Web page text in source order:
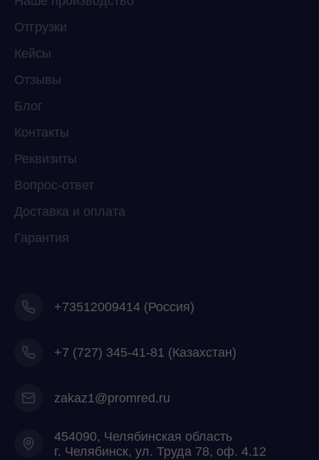
Отгрузки
Кейсы
Отзывы
Блог
Контакты
Реквизиты
Вопрос-ответ
Доставка и оплата
Гарантия
+73512009414 (Россия)
+7 (727) 345-41-81 (Казахстан)
zakaz1@promred.ru
454090, Челябинская область
г. Челябинск, ул. Труда 78, оф. 4.12